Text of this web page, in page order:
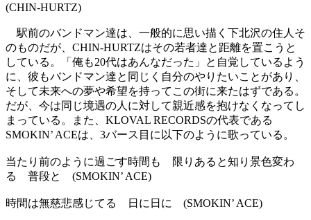
(CHIN-HURTZ)
駅前のバンドマン達は、一般的に思い描く下北沢の住人そ
のものだが、CHIN-HURTZはその若者達と距離を置こうと
している。「俺も20代はあんなだった」と自覚しているよう
に、彼もバンドマン達と同じく自分のやりたいことがあり、
そして未来への夢や希望を持ってこの街に来たはずである。
だが、今は同じ境遇の人に対して親近感を抱けなくなってし
まっている。また、KLOVAL RECORDSの代表である
SMOKIN’ ACEは、3バース目に以下のように歌っている。
当たり前のように過ごす時間も 限りあると知り景色変わ
る 普段と (SMOKIN’ ACE)
時間は無慈悲感じてる 日に日に (SMOKIN’ ACE)